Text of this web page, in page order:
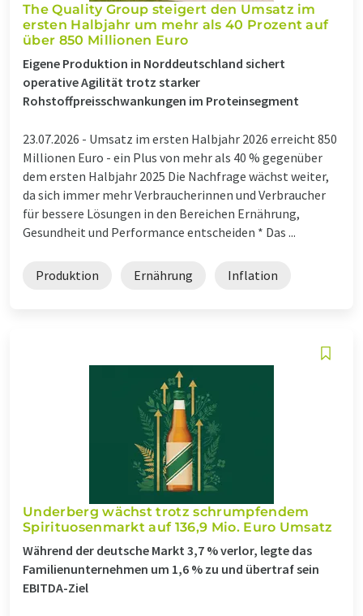
The Quality Group steigert den Umsatz im
ersten Halbjahr um mehr als 40 Prozent auf
über 850 Millionen Euro
Eigene Produktion in Norddeutschland sichert
operative Agilität trotz starker
Rohstoffpreisschwankungen im Proteinsegment
23.07.2026 - Umsatz im ersten Halbjahr 2026 erreicht 850
Millionen Euro - ein Plus von mehr als 40 % gegenüber
dem ersten Halbjahr 2025 Die Nachfrage wächst weiter,
da sich immer mehr Verbraucherinnen und Verbraucher
für bessere Lösungen in den Bereichen Ernährung,
Gesundheit und Performance entscheiden * Das ...
Produktion Ernährung Inflation
Underberg wächst trotz schrumpfendem
Spirituosenmarkt auf 136,9 Mio. Euro Umsatz
Während der deutsche Markt 3,7 % verlor, legte das
Familienunternehmen um 1,6 % zu und übertraf sein
EBITDA-Ziel